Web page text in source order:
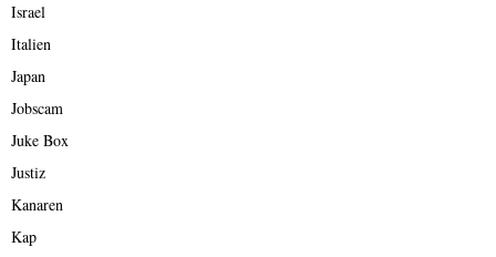
Israel
Italien
Japan
Jobscam
Juke Box
Justiz
Kanaren
Kap